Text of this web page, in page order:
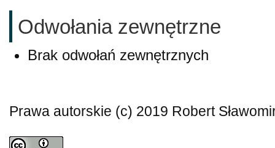
Odwołania zewnętrzne
Brak odwołań zewnętrznych
Prawa autorskie (c) 2019 Robert